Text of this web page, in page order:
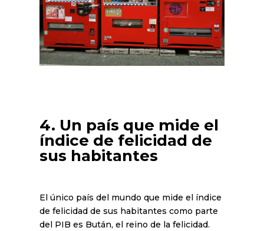
4. Un país que mide el
índice de felicidad de
sus habitantes
El único país del mundo que mide el índice
de felicidad de sus habitantes como parte
del PIB es Bután, el reino de la felicidad.